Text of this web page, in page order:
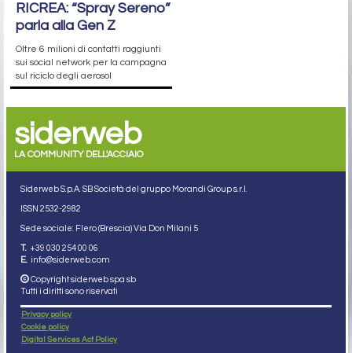
RICREA: “Spray Sereno”
parla alla Gen Z
Oltre 6 milioni di contatti raggiunti
sui social network per la campagna
sul riciclo degli aerosol
siderweb
LA COMMUNITY DELL'ACCIAIO
Siderweb S.p.A. SB Società del gruppo Morandi Group s.r.l.
ISSN 2532-2982
Sede sociale: Flero (Brescia) Via Don Milani 5
T. +39 030 254 00 06
E. info@siderweb.com
Copyright siderweb spa sb
Tutti i diritti sono riservati
Privacy policy
Cookie policy
Digital Services Act Policy